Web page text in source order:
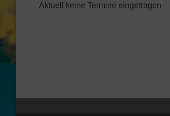
Aktuell keine Termine eingetragen